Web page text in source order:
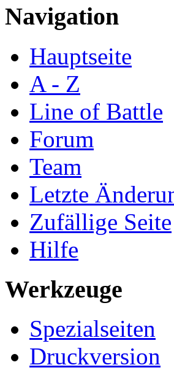
Navigation
Hauptseite
A - Z
Line of Battle
Forum
Team
Letzte
Zufällige Seite
Hilfe
Werkzeuge
Spezialseiten
Druckversion